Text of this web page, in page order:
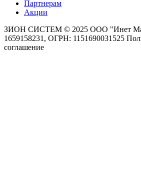
Партнерам
Акции
ЗИОН СИСТЕМ © 2025 ООО "Инет
1659158231, ОГРН: 1151690031525
соглашение